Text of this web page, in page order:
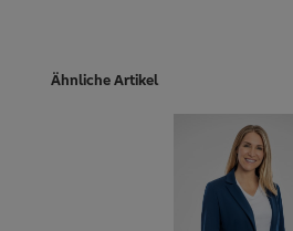
Produktgalerie überspringen
Ähnliche Artikel